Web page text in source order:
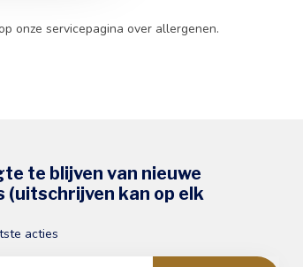
onze servicepagina over allergenen.
te blijven van nieuwe
(uitschrijven kan op elk
acties